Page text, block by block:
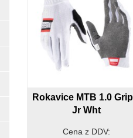
Rokavice MTB 1.0
Jr Wht
Cena z DDV: